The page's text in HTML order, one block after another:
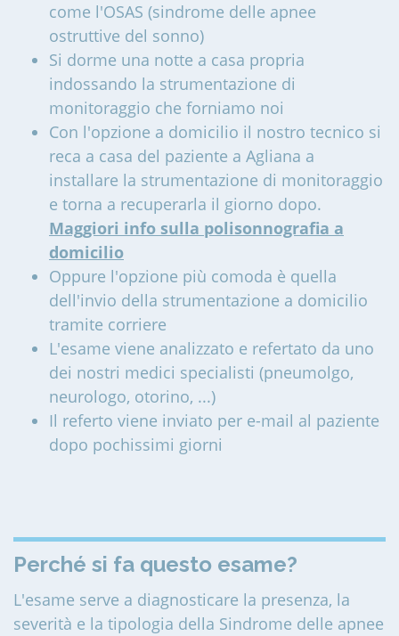
come l'OSAS (sindrome delle apnee
ostruttive del sonno)
Si dorme una notte a casa propria
indossando la strumentazione di
monitoraggio che forniamo noi
Con l'opzione a domicilio il nostro tecnico si
reca a casa del paziente a Agliana a
installare la strumentazione di monitoraggio
e torna a recuperarla il giorno dopo.
Maggiori info sulla polisonnografia a
domicilio
Oppure l'opzione più comoda è quella
dell'invio della strumentazione a domicilio
tramite corriere
L'esame viene analizzato e refertato da uno
dei nostri medici specialisti (pneumolgo,
neurologo, otorino, ...)
Il referto viene inviato per e-mail al paziente
dopo pochissimi giorni
Perché si fa questo esame?
L'esame serve a diagnosticare la presenza, la
severità e la tipologia della Sindrome delle apnee